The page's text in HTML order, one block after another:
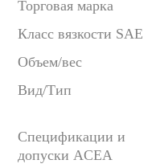
Торговая марка
Класс вязкости SAE
Объем/вес
Вид/Тип
Спецификации и
допуски ACEA